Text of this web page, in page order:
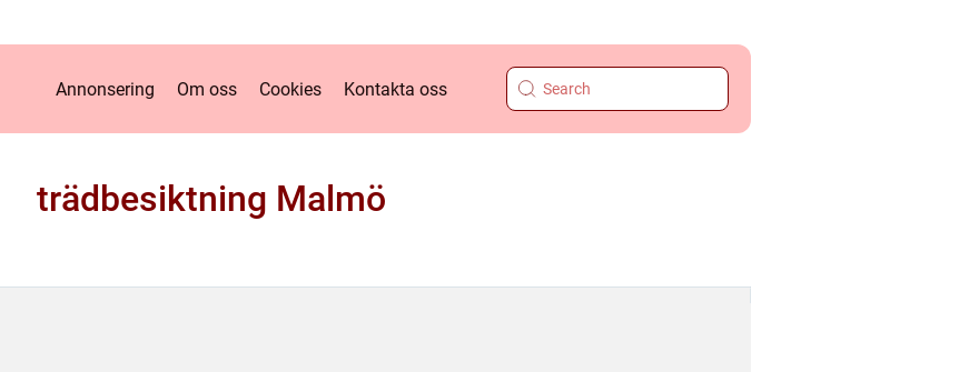
Annonsering Om oss Cookies Kontakta oss
trädbesiktning Malmö